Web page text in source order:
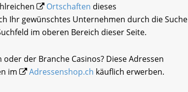
Ortschaften dieses
Ihr gewünschtes Unternehmen durch die Suche
im oberen Bereich dieser Seite.
der Branche Casinos? Diese Adressen
im
Adressenshop.ch käuflich erwerben.